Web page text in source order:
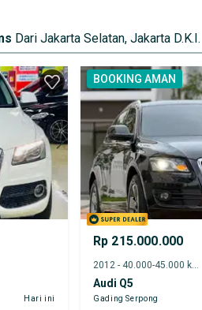
Dari Jakarta Selatan, Jakarta D.K.I.
Hari ini
BOOKING AMAN
Rp 215.000.000
2012 - 40.000-45.000 km
Audi Q5
Gading Serpong